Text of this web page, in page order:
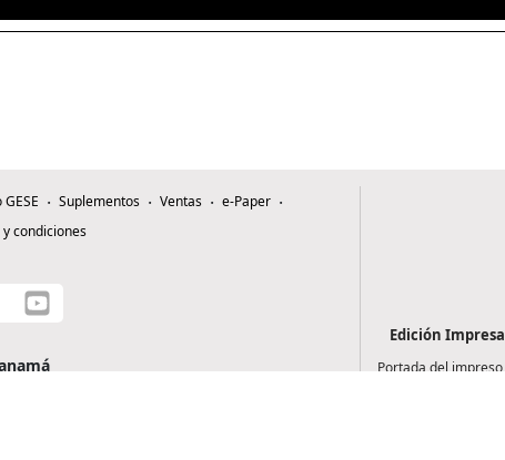
Suplementos Ventas
e-Paper
condiciones
Edición Impresa
Portada del impreso